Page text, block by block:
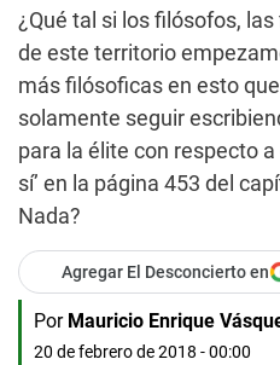
¿Qué tal si los filósofos,
de este territorio
más filósoficas en esto
solamente seguir
para la élite con respecto
sí’ en la página 453 del
Nada?
Agregar El Desconcierto en
Por Mauricio Enrique
20 de febrero de 2018 - 00:00